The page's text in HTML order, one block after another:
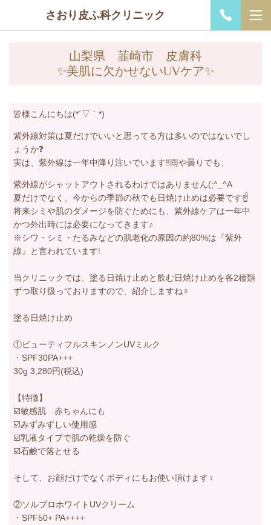
さおり皮ふ科クリニック
山梨県 韮崎市 皮膚科
✨美肌に欠かせないUVケア✨
皆様こんにちは(*´▽｀*)
紫外線対策は夏だけでいいと思ってる方は多いのではないでし
ょうか❓
実は、紫外線は一年中降り注いでいます‼️雨や曇りでも、
紫外線がシャットアウトされるわけではありません(;^_^A
夏だけでなく、今からの季節の秋でも日焼け止めは必要です☝️
将来シミや肌のダメージを防ぐためにも、紫外線ケアは一年中
かつ外出時には必要になってきます♪
※シワ・シミ・たるみなどの肌老化の原因の約80%は『紫外
線』と言われています❕
当クリニックでは、塗る日焼け止めと飲む日焼け止めを各2種類
ずつ取り扱っておりますので、紹介しますね‍♀️
塗る日焼け止め
①ビューティフルスキンノンUVミルク
・SPF30PA+++
30g 3,280円(税込)
【特徴】
☑️敏感肌 赤ちゃんにも
☑️みずみずしい使用感
☑️乳液タイプで肌の乾燥を防ぐ
☑️石鹸で落とせる
そして、お顔だけでなくボディにもお使い頂けます‍♀️
②ソルプロホワイトUVクリーム
・SPF50+ PA++++